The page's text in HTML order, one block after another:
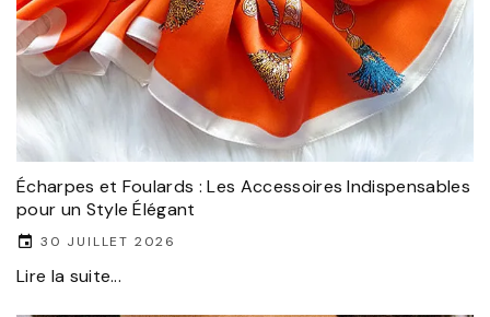
Écharpes et Foulards : Les Accessoires Indispensables
pour un Style Élégant
30 JUILLET 2026
Lire la suite...